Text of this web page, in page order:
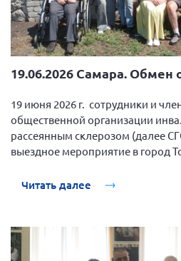
Пятый съезд
Шестой съезд
ОФ «Фонд содействия
склерозом»
Новости: Казахстан
Письма и официальные
Нормативно-правовые
Методическая литература
Публичные отчеты
Всероссийская онлайн
"Рассеянный склероз. XX
ОООИБРС" (25-29.08.2020)
19.06.2026 Самара. Обмен
19 июня 2026 г. сотрудники и
общественной организации
рассеянным склерозом (далее
выездное мероприятие в город
склероз Самарской области.
Читать далее